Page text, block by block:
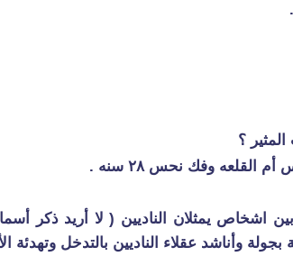
؟
القلعه وفك نحس ٢٨ سنه .
اشخاص يمثلان الناديين ( لا أريد ذكر
بجولة وأناشد عقلاء الناديين بالتدخل وتهدئة